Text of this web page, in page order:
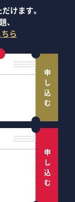
けます。
、
ら
申し込む
申し込む